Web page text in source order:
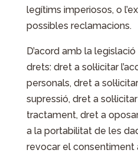
legítims imperiosos, o
possibles reclamacions.
D’acord amb la
drets: dret a sol·licitar
personals, dret a
supressió, dret a
tractament, dret a
a la portabilitat de les
revocar el consentiment